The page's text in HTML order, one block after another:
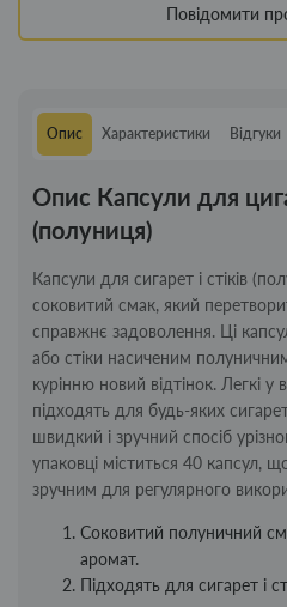
Повідомити
Опис Характеристики Відгуки
Опис Капсули для
(полуниця)
Капсули для сигарет і стіків
соковитий смак, який
справжнє задоволення. Ці
або стіки насиченим
курінню новий відтінок. Легкі у
підходять для будь-яких сигарет
швидкий і зручний спосіб
упаковці міститься 40 капсул,
зручним для регулярного
Соковитий полуничний
аромат.
Підходять для сигарет і